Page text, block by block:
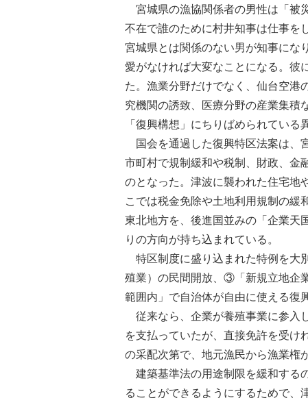
宮城県の漁協関係者の男性は「被
不在で誰のために村井知事は仕事を
宮城県とは関係のない男が知事にな
愛がなければ大変なことになる。彼
た。漁業分野だけでなく、仙台空港
究機関の誘致、医療分野の産業集積
「復興構想」にちりばめられている
国会を通過した復興特区法案は、
市町村で規制緩和や税制、財政、金
のとなった。津波に襲われた住宅地
こでは税金免除や土地利用規制の緩
東北地方を、後進国並みの「企業天
りの方向が持ち込まれている。
特区制度に盛り込まれた特例を大
殖業）の民間開放、③「新規立地企
範囲内」で自治体が自由に使える復
従来なら、企業が養殖事業に参入
を支払っていたが、直接免許を受け
の采配次第で、地元漁民から漁業権
建築基準法の用途制限を緩和する
ることができるようにするためで、